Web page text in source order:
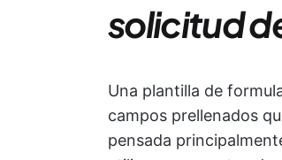
solicitud
Una plantilla de
campos prellenados
pensada